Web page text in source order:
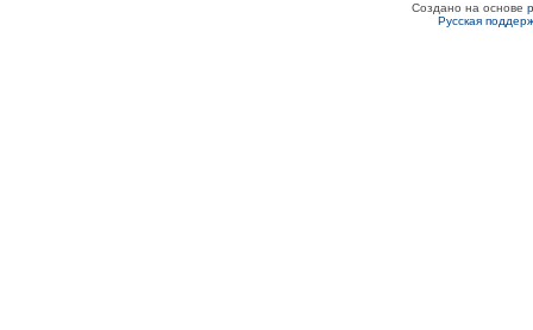
Создано на основе
Русская